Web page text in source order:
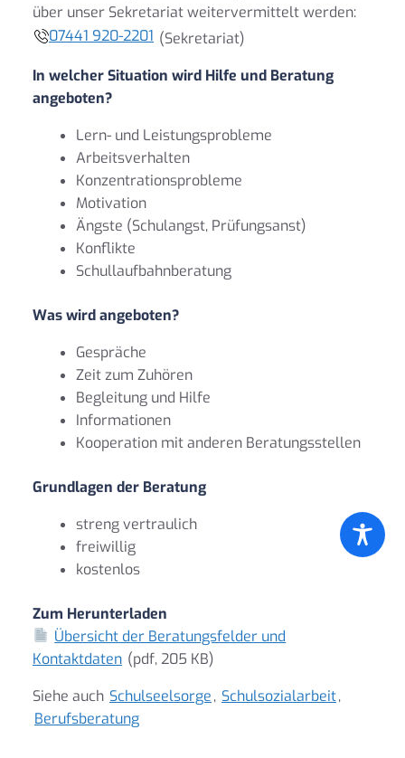
über unser Sekretariat weitervermittelt werden:
07441 920-2201 (Sekretariat)
In welcher Situation wird Hilfe und Beratung
angeboten?
Lern- und Leistungsprobleme
Arbeitsverhalten
Konzentrationsprobleme
Motivation
Ängste (Schulangst, Prüfungsanst)
Konflikte
Schullaufbahnberatung
Was wird angeboten?
Gespräche
Zeit zum Zuhören
Begleitung und Hilfe
Informationen
Kooperation mit anderen Beratungsstellen
Grundlagen der Beratung
streng vertraulich
freiwillig
kostenlos
Zum Herunterladen
Übersicht der Beratungsfelder und
Kontaktdaten (pdf, 205 KB)
Siehe auch Schulseelsorge, Schulsozialarbeit,
Berufsberatung